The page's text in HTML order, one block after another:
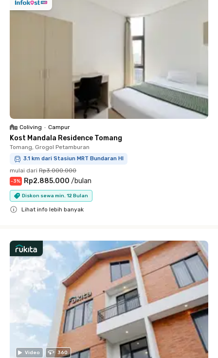
Coliving • Campur
Kost Mandala Residence Tomang
Tomang, Grogol Petamburan
3.1 km dari Stasiun MRT Bundaran HI
mulai dari Rp3.000.000
-3% Rp2.885.000 /bulan
Diskon sewa min. 12 Bulan
Lihat info lebih banyak
Video 360